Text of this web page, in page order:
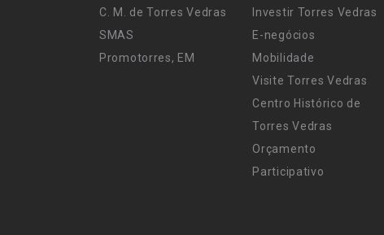
C. M. de Torres Vedras
SMAS
Promotorres, EM
Investir Torres Vedras
E-negócios
Mobilidade
Visite Torres Vedras
Centro Histórico de
Torres Vedras
Orçamento
Participativo